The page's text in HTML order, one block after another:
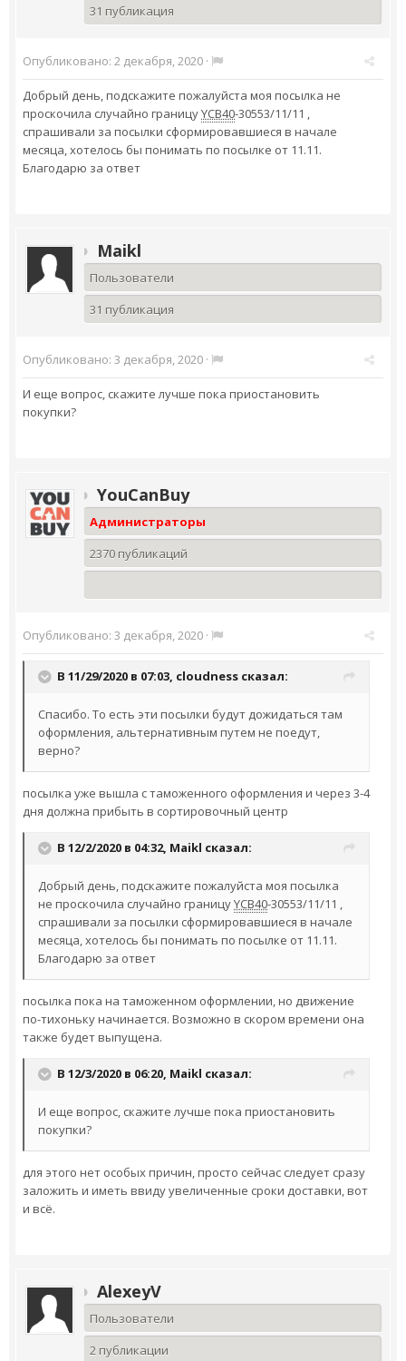
31 публикация
Опубликовано: 2 декабря, 2020 ·
Добрый день, подскажите пожалуйста моя посылка не
проскочила случайно границуYCB40-30553/11/11 ,
спрашивали за посылки сформировавшиеся в начале
месяца, хотелось бы понимать по посылке от 11.11.
Благодарю за ответ
Maikl
Пользователи
31 публикация
Опубликовано: 3 декабря, 2020 ·
И еще вопрос, скажите лучше пока приостановить
покупки?
YouCanBuy
Администраторы
2370 публикаций
Опубликовано: 3 декабря, 2020 ·
В 11/29/2020 в 07:03, cloudness сказал:
Cпасибо. То есть эти посылки будут дожидаться там
оформления, альтернативным путем не поедут,
верно?
посылка уже вышла с таможенного оформления и через 3-4
дня должна прибыть в сортировочный центр
В 12/2/2020 в 04:32, Maikl сказал:
Добрый день, подскажите пожалуйста моя посылка
не проскочила случайно границуYCB40-30553/11/11 ,
спрашивали за посылки сформировавшиеся в начале
месяца, хотелось бы понимать по посылке от 11.11.
Благодарю за ответ
посылка пока на таможенном оформлении, но движение
по-тихоньку начинается. Возможно в скором времени она
также будет выпущена.
В 12/3/2020 в 06:20, Maikl сказал:
И еще вопрос, скажите лучше пока приостановить
покупки?
для этого нет особых причин, просто сейчас следует сразу
заложить и иметь ввиду увеличенные сроки доставки, вот
и всё.
AlexeyV
Пользователи
2 публикации